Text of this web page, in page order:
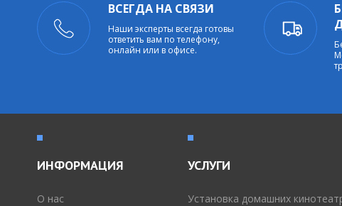
ВСЕГДА НА СВЯЗИ
Наши эксперты всегда готовы
ответить вам по телефону,
онлайн или в офисе.
ИНФОРМАЦИЯ
O нас
УСЛУГИ
Установка домашних